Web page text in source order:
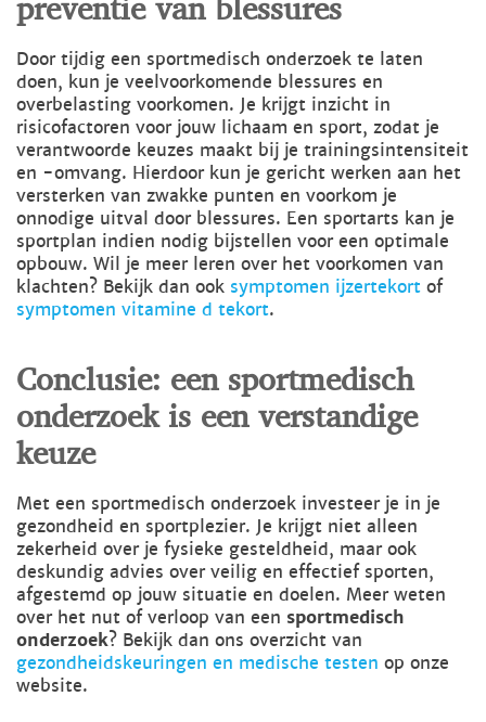
Door tijdig een sportmedisch onderzoek te laten
doen, kun je veelvoorkomende blessures en
overbelasting voorkomen. Je krijgt inzicht in
risicofactoren voor jouw lichaam en sport, zodat je
verantwoorde keuzes maakt bij je trainingsintensiteit
en -omvang. Hierdoor kun je gericht werken aan het
versterken van zwakke punten en voorkom je
onnodige uitval door blessures. Een sportarts kan je
sportplan indien nodig bijstellen voor een optimale
opbouw. Wil je meer leren over het voorkomen van
klachten? Bekijk dan ook symptomen ijzertekort of
symptomen vitamine d tekort.
Conclusie: een sportmedisch
onderzoek is een verstandige
keuze
Met een sportmedisch onderzoek investeer je in je
gezondheid en sportplezier. Je krijgt niet alleen
zekerheid over je fysieke gesteldheid, maar ook
deskundig advies over veilig en effectief sporten,
afgestemd op jouw situatie en doelen. Meer weten
over het nut of verloop van een sportmedisch
onderzoek? Bekijk dan ons overzicht van
gezondheidskeuringen en medische testen op onze
website.